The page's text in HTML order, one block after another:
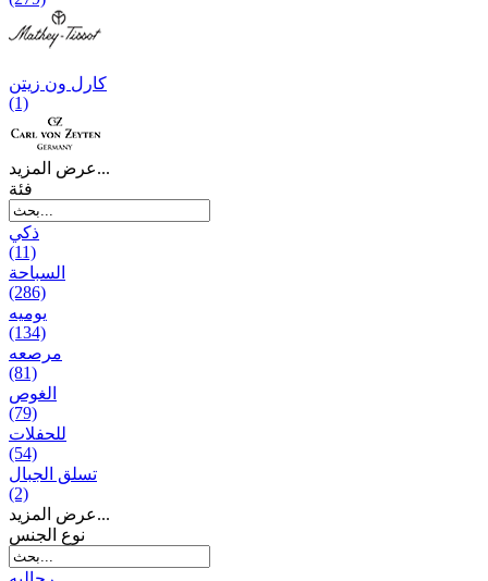
کارل ون زیتن
(1)
عرض المزيد...
فئة
ذكي
(11)
السباحة
(286)
يومیه
(134)
مرصعه
(81)
الغوص
(79)
للحفلات
(54)
تسلق الجبال
(2)
عرض المزيد...
نوع الجنس